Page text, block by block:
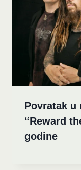
Povratak u
“Reward
godine